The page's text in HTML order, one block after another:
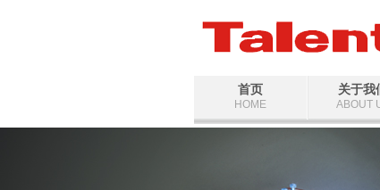
首页
HOME
关于我
ABOUT